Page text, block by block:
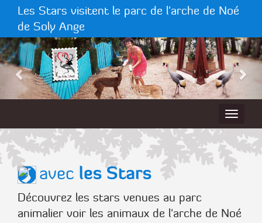
Les Stars visitent le parc de l'arche de Noé
de Soly Ange
avec les Stars
Découvrez les stars venues au parc
animalier voir les animaux de l'arche de Noé